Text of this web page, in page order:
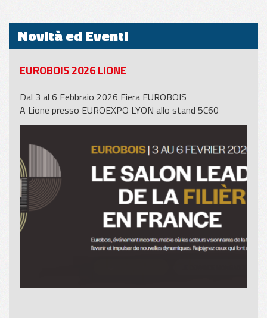
Novità ed Eventi
EUROBOIS 2026 LIONE
Dal 3 al 6 Febbraio 2026 Fiera EUROBOIS
A Lione presso EUROEXPO LYON allo stand 5C60